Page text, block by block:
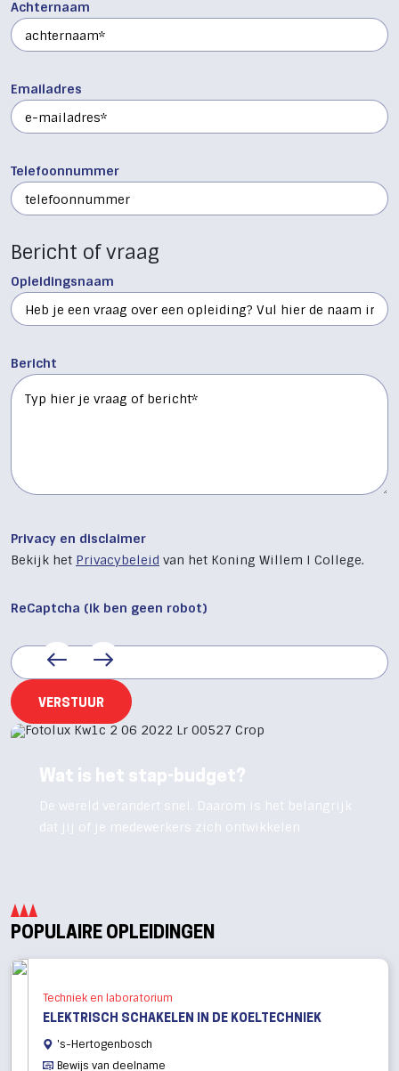
Achternaam
Emailadres
Telefoonnummer
Bericht of vraag
Opleidingsnaam
Bericht
Privacy en disclaimer
Bekijk het Privacybeleid van het Koning Willem I College.
ReCaptcha (ik ben geen robot)
Wat is het stap-budget?
De wereld verandert snel. Daarom is het belangrijk
dat jij of je medewerkers zich ontwikkelen
POPULAIRE OPLEIDINGEN
Techniek en laboratorium
ELEKTRISCH SCHAKELEN IN DE KOELTECHNIEK
's-Hertogenbosch
Bewijs van deelname